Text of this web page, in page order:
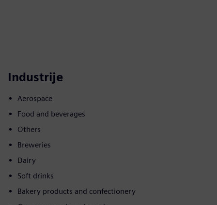
Industrije
Aerospace
Food and beverages
Others
Breweries
Dairy
Soft drinks
Bakery products and confectionery